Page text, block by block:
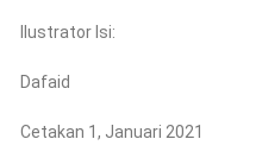
Ilustrator Isi:
Dafaid
Cetakan 1, Januari 2021